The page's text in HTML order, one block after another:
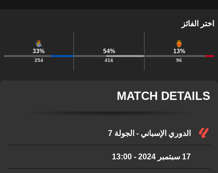
اختر الفائز
13%
96
54%
416
33%
254
MATCH DETAILS
الدوري الإسباني - الجولة 7
17 سبتمبر 2024 -
13:00